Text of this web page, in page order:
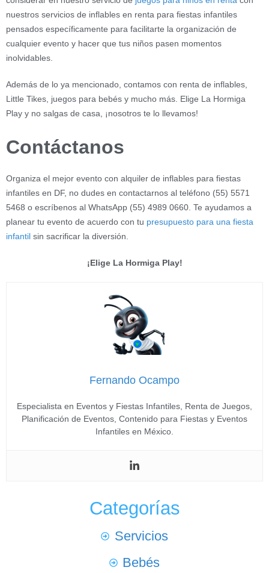
nuestros servicios de inflables en renta para fiestas infantiles
pensados específicamente para facilitarte la organización de
cualquier evento y hacer que tus niños pasen momentos
inolvidables.
Además de lo ya mencionado, contamos con renta de inflables,
Little Tikes, juegos para bebés y mucho más. Elige La Hormiga
Play y no salgas de casa, ¡nosotros te lo llevamos!
Contáctanos
Organiza el mejor evento con alquiler de inflables para fiestas
infantiles en DF, no dudes en contactarnos al teléfono (55) 5571
5468 o escríbenos al WhatsApp (55) 4989 0660. Te ayudamos a
planear tu evento de acuerdo con tu presupuesto para una fiesta
infantil sin sacrificar la diversión.
¡Elige La Hormiga Play!
Fernando Ocampo
Especialista en Eventos y Fiestas Infantiles, Renta de Juegos,
Planificación de Eventos, Contenido para Fiestas y Eventos
Infantiles en México.
Categorías
Servicios
Bebés